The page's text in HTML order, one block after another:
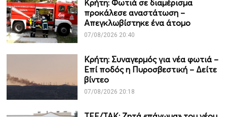
Κρήτη: Φωτιά σε διαμέρισμα
προκάλεσε αναστάτωση –
Απεγκλωβίστηκε ένα άτομο
07/08/2026 20:40
Κρήτη: Συναγερμός για νέα φωτιά –
Επί ποδός η Πυροσβεστική – Δείτε
βίντεο
07/08/2026 20:18